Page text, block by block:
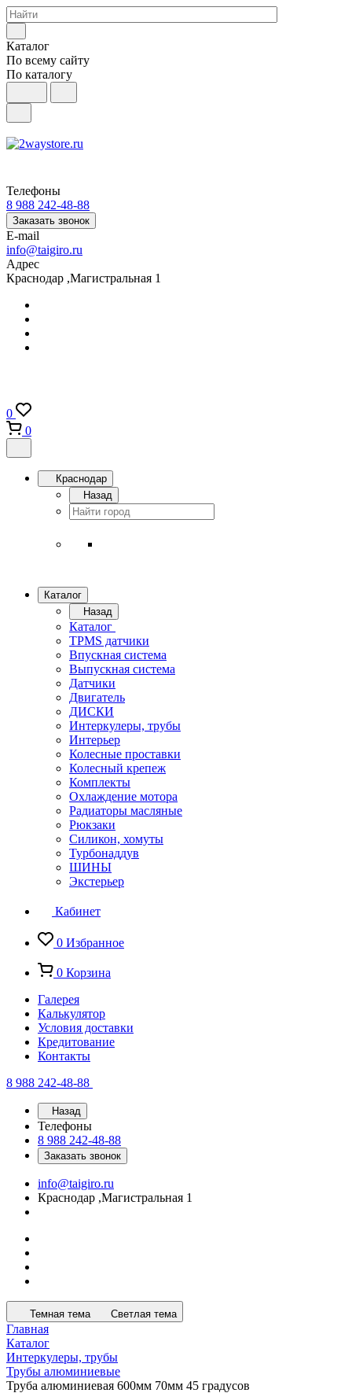
Каталог
По всему сайту
По каталогу
Телефоны
8 988 242-48-88
Заказать звонок
E-mail
info@taigiro.ru
Адрес
Краснодар ,Магистральная 1
0
0
Краснодар
Назад
Каталог
Назад
Каталог
TPMS датчики
Впускная система
Выпускная система
Датчики
Двигатель
ДИСКИ
Интеркулеры, трубы
Интерьер
Колесные проставки
Колесный крепеж
Комплекты
Охлаждение мотора
Радиаторы масляные
Рюкзаки
Силикон, хомуты
Турбонаддув
ШИНЫ
Экстерьер
Кабинет
0 Избранное
0 Корзина
Галерея
Калькулятор
Условия доставки
Кредитование
Контакты
8 988 242-48-88
Назад
Телефоны
8 988 242-48-88
Заказать звонок
info@taigiro.ru
Краснодар ,Магистральная 1
Темная тема Светлая тема
Главная
Каталог
Интеркулеры, трубы
Трубы алюминиевые
Труба алюминиевая 600мм 70мм 45 градусов